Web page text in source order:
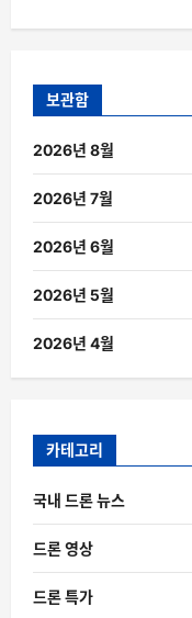
보관함
2026년 8월
2026년 7월
2026년 6월
2026년 5월
2026년 4월
카테고리
국내 드론 뉴스
드론 영상
드론 특가